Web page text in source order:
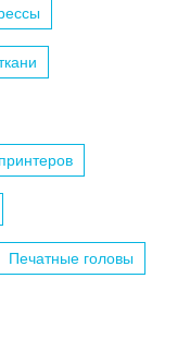
Печатные головы